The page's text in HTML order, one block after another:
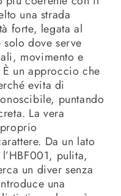
una strada
forte, legata al
dove serve
movimento e
È un approccio che
evita di
puntando
La vera
Da un lato
pulita,
un diver senza
una